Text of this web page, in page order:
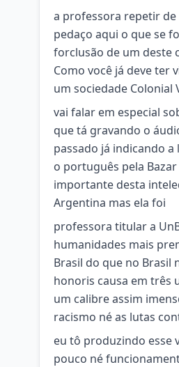
a professora repetir de
pedaço aqui o que se
forclusão de um deste
Como você já deve ter
um sociedade
vai falar em especial
que tá gravando o
passado já indicando
o português pela
importante desta
Argentina mas ela foi
professora titular a
humanidades mais
Brasil do que no Brasil
honoris causa em três
um calibre assim
racismo né as lutas
eu tô produzindo esse
pouco né